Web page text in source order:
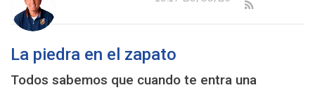
La piedra en el zapato
Todos sabemos que cuando te entra una